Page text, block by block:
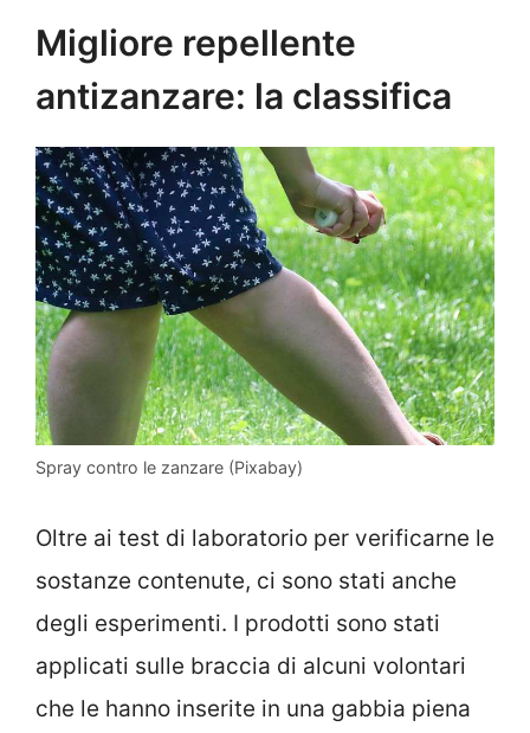
Migliore repellente
antizanzare: la classifica
Spray contro le zanzare (Pixabay)
Oltre ai test di laboratorio per verificarne le
sostanze contenute, ci sono stati anche
degli esperimenti. I prodotti sono stati
applicati sulle braccia di alcuni volontari
che le hanno inserite in una gabbia piena